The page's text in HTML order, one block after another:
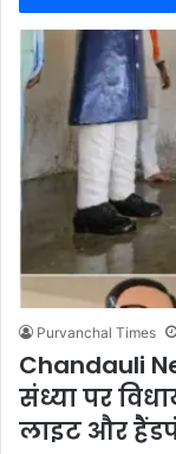
Purvanchal Times
Chandauli
संध्या पर
लाइट और